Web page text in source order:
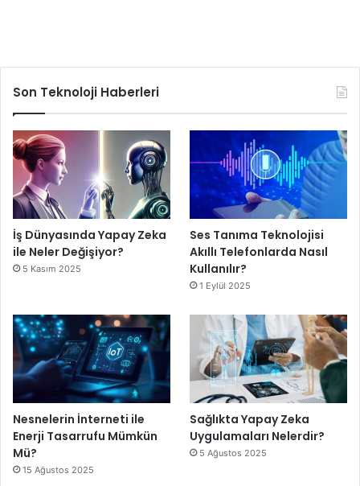
Son Teknoloji Haberleri
İş Dünyasında Yapay Zeka
ile Neler Değişiyor?
5 Kasım 2025
Ses Tanıma Teknolojisi
Akıllı Telefonlarda Nasıl
Kullanılır?
1 Eylül 2025
Nesnelerin İnterneti ile
Enerji Tasarrufu Mümkün
Mü?
15 Ağustos 2025
Sağlıkta Yapay Zeka
Uygulamaları Nelerdir?
5 Ağustos 2025